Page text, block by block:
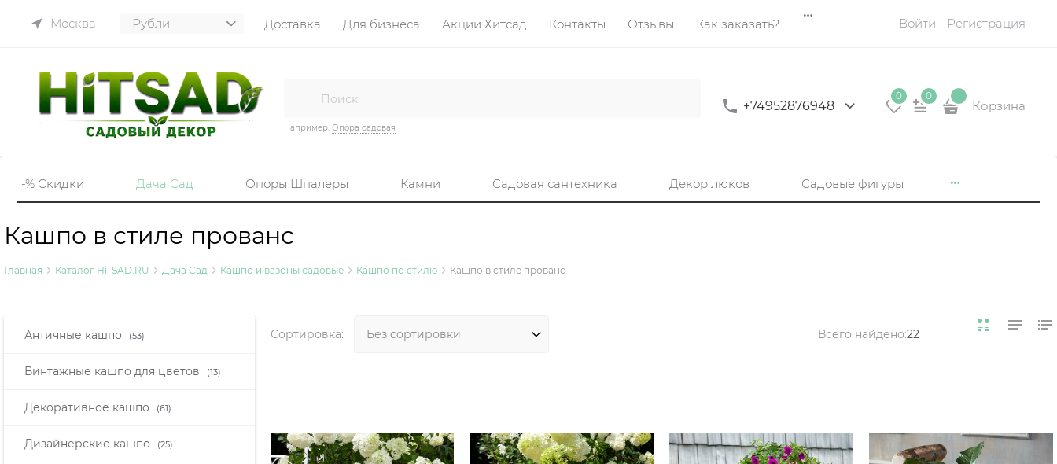
Москва Доставка Для бизнеса Акции Хитсад Контакты Отзывы Как заказать? Войти Регистрация
Например: Опора садовая
+74952876948
0 0
Корзина
-% Скидки Дача Сад Опоры Шпалеры Камни Садовая сантехника Декор люков Садовые фигуры
Кашпо в стиле прованс
Главная Каталог HiTSAD.RU Дача Сад Кашпо и вазоны садовые Кашпо по стилю Кашпо в стиле прованс
Античные кашпо (53)
Винтажные кашпо для цветов (13)
Декоративное кашпо (61)
Дизайнерские кашпо (25)
Сортировка: Всего найдено:22